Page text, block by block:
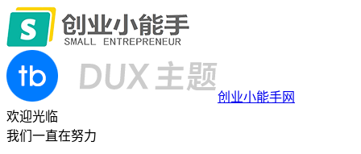
创业小能手网
欢迎光临
我们一直在努力